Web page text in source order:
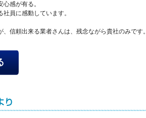
感が有る。
員に感動しています。
信頼出来る業者さんは、残念ながら貴社のみです。